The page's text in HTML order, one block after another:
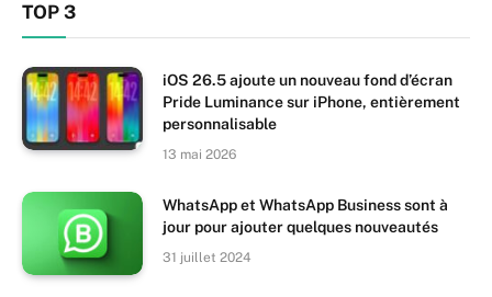
TOP 3
iOS 26.5 ajoute un nouveau fond d’écran
Pride Luminance sur iPhone, entièrement
personnalisable
13 mai 2026
WhatsApp et WhatsApp Business sont à
jour pour ajouter quelques nouveautés
31 juillet 2024